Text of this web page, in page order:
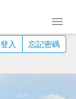
登入
忘記密碼